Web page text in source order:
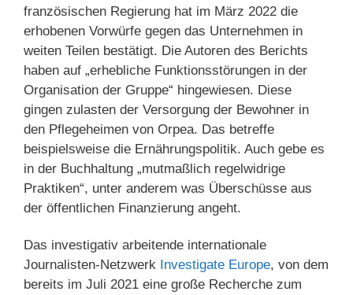
französischen Regierung hat im März 2022 die
erhobenen Vorwürfe gegen das Unternehmen in
weiten Teilen bestätigt. Die Autoren des Berichts
haben auf „erhebliche Funktionsstörungen in der
Organisation der Gruppe“ hingewiesen. Diese
gingen zulasten der Versorgung der Bewohner in
den Pflegeheimen von Orpea. Das betreffe
beispielsweise die Ernährungspolitik. Auch gebe es
in der Buchhaltung „mutmaßlich regelwidrige
Praktiken“, unter anderem was Überschüsse aus
der öffentlichen Finanzierung angeht.
Das investigativ arbeitende internationale
Journalisten-Netzwerk Investigate Europe, von dem
bereits im Juli 2021 eine große Recherche zum